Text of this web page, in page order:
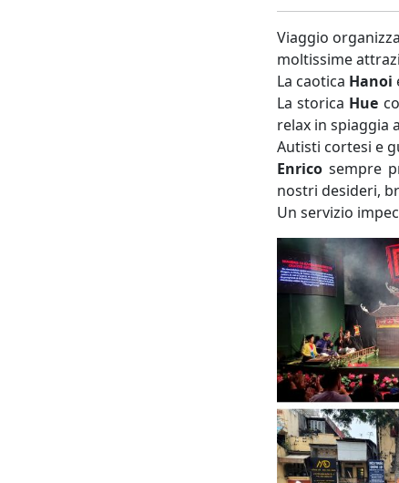
Viaggio
moltissime
La caotica Hanoi
La storica Hue
relax in spiaggia a
Autisti cortesi e
Enricosempre
nostri desideri,
Un servizio